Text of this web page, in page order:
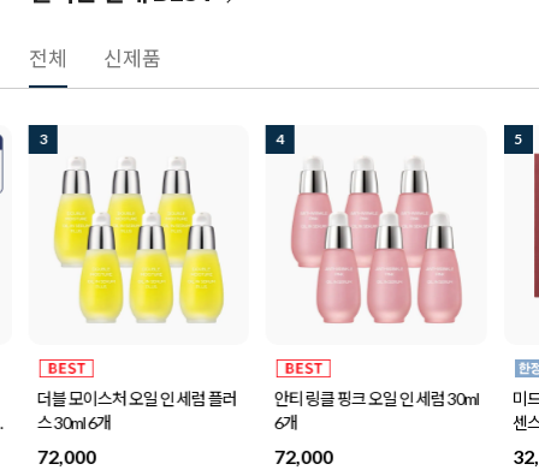
전체 신제품
3
더블 모이스처 오일 인 세럼 플러
스 30ml 6개
72,000
4
안티 링클 핑크 오일 인 세럼 30ml
6개
72,000
5
미
센